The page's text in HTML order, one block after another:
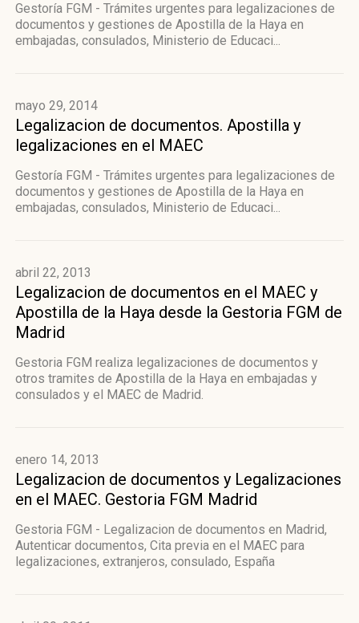
Gestoría FGM - Trámites urgentes para legalizaciones de
documentos y gestiones de Apostilla de la Haya en
embajadas, consulados, Ministerio de Educaci...
mayo 29, 2014
Legalizacion de documentos. Apostilla y
legalizaciones en el MAEC
Gestoría FGM - Trámites urgentes para legalizaciones de
documentos y gestiones de Apostilla de la Haya en
embajadas, consulados, Ministerio de Educaci...
abril 22, 2013
Legalizacion de documentos en el MAEC y
Apostilla de la Haya desde la Gestoria FGM de
Madrid
Gestoria FGM realiza legalizaciones de documentos y
otros tramites de Apostilla de la Haya en embajadas y
consulados y el MAEC de Madrid.
enero 14, 2013
Legalizacion de documentos y Legalizaciones
en el MAEC. Gestoria FGM Madrid
Gestoria FGM - Legalizacion de documentos en Madrid,
Autenticar documentos, Cita previa en el MAEC para
legalizaciones, extranjeros, consulado, España